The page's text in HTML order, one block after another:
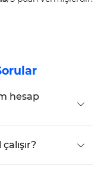
hesap